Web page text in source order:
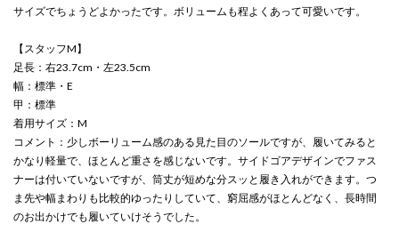
サイズでちょうどよかったです。ボリュームも程よくあって可愛いです。
【スタッフM】
足長：右23.7cm・左23.5cm
幅：標準・E
甲：標準
着用サイズ：M
コメント：少しボーリューム感のある見た目のソールですが、履いてみると
かなり軽量で、ほとんど重さを感じないです。サイドゴアデザインでファス
ナーは付いていないですが、筒丈が短めな分スッと履き入れができます。つ
ま先や幅まわりも比較的ゆったりしていて、窮屈感がほとんどなく、長時間
のお出かけでも履いていけそうでした。